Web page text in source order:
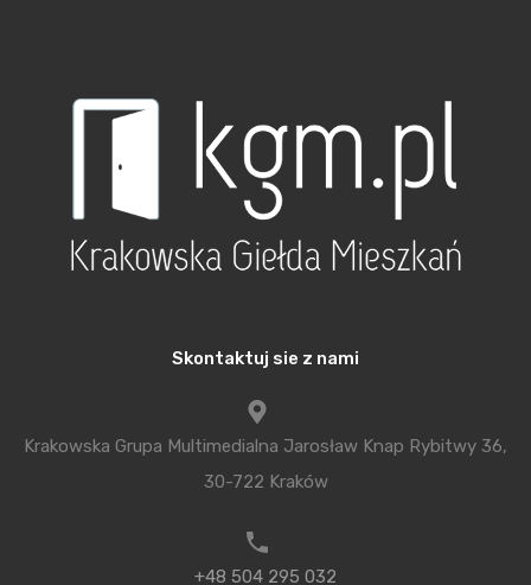
letnich spotkań gdzie będą koncerty plenerowe a
już teraz zaczęła funkcjonować strefa
gastronomiczna. W kilkunastu food truckach
serwowane jest jedzenie z różnych stron świata.
Wawel Service – lider innowacyjnych
Inwestor kompleksu mieszkaniowego Lema III firma
innowacyjne ekologiczne rozwiązania. Zanim było
to jeszcze modne wybudowała pierwsze w Polsce
budynki energooszczędne. Na koncie ma domy
pasywne i prace nad realizacją innowacyjnych
Skontaktuj sie z nami
Krakowska Grupa Multimedialna Jarosław Knap Rybitwy 36,
30-722 Kraków
+48 504 295 032